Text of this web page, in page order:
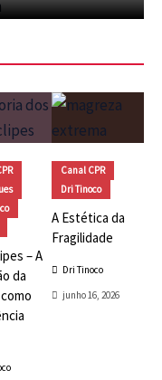
– A
da
Canal CPR
Dri Tinoco
A Estética da
Fragilidade
Dri Tinoco
junho 16, 2026